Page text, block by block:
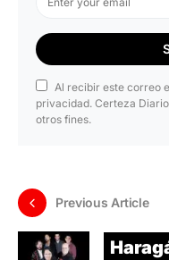
Al recibir este correo
privacidad. Certeza
otros fines.
Previous Article